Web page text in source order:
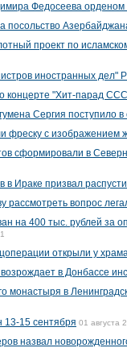
Федосеева
посольство
проект по
иностранных дел"
"Хит-парад
Сергия поступило в
фреску с изображением
сформировали в
Ираке призвал
рассмотреть вопрос
на 400 тыс. рублей за
открыли у
в Донбассе
монастыря в
13-15 сентября 01 августа
назвал